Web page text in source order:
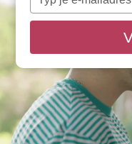
je
e-
in